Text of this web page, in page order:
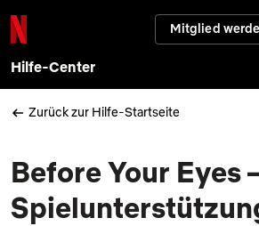
Mitglied
Hilfe-Center
Zurück zur Hilfe-Startseite
Before Your Eyes